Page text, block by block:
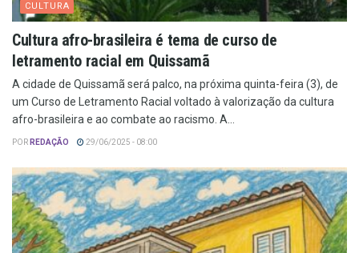
CULTURA
Cultura afro-brasileira é tema de curso de
letramento racial em Quissamã
A cidade de Quissamã será palco, na próxima quinta-feira (3), de
um Curso de Letramento Racial voltado à valorização da cultura
afro-brasileira e ao combate ao racismo. A...
POR REDAÇÃO 29/06/2025 - 08:00